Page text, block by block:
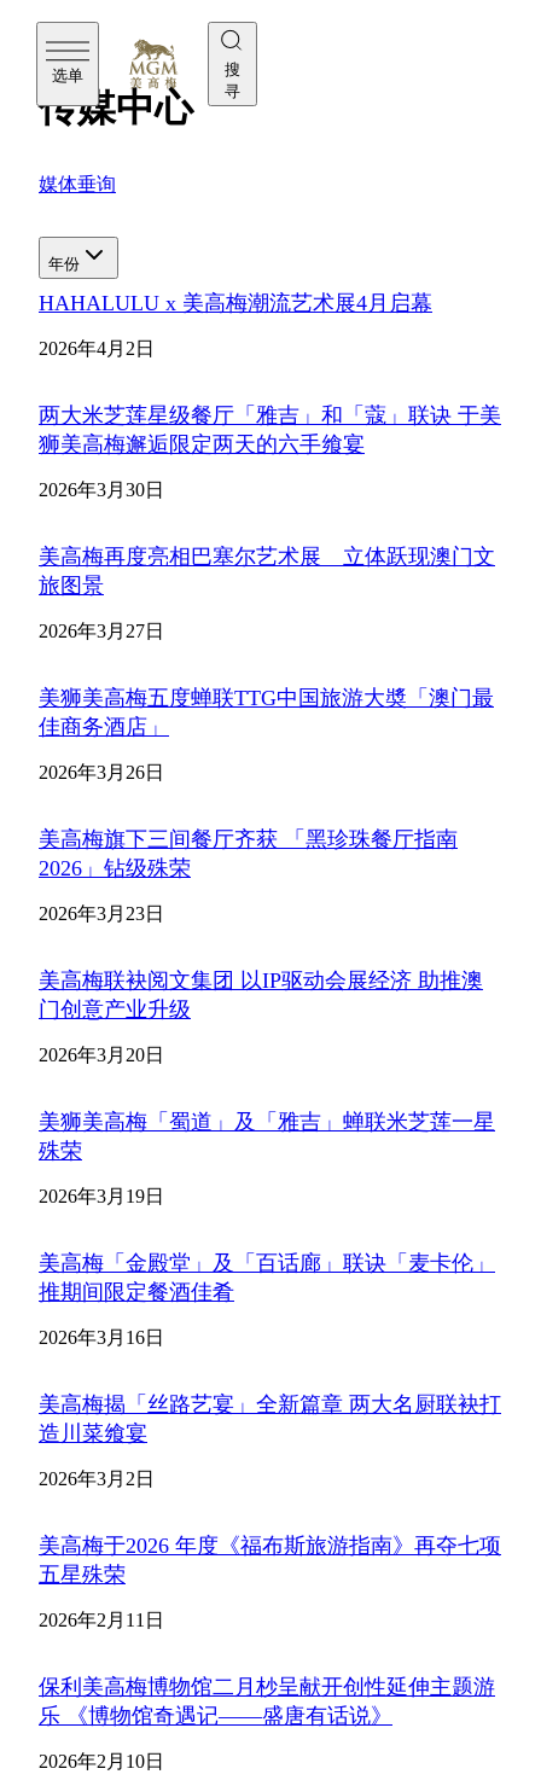
选单
搜
寻
美高梅
传媒中心
媒体垂询
年份
HAHALULU x 美高梅潮流艺术展4月启幕
2026年4月2日
两大米芝莲星级餐厅「雅吉」和「蔻」联诀 于美
狮美高梅邂逅限定两天的六手飨宴
2026年3月30日
美高梅再度亮相巴塞尔艺术展 立体跃现澳门文
旅图景
2026年3月27日
美狮美高梅五度蝉联TTG中国旅游大奬「澳门最
佳商务酒店」
2026年3月26日
美高梅旗下三间餐厅齐获 「黑珍珠餐厅指南
2026」钻级殊荣
2026年3月23日
美高梅联袂阅文集团 以IP驱动会展经济 助推澳
门创意产业升级
2026年3月20日
美狮美高梅「蜀道」及「雅吉」蝉联米芝莲一星
殊荣
2026年3月19日
美高梅「金殿堂」及「百话廊」联诀「麦卡伦」
推期间限定餐酒佳肴
2026年3月16日
美高梅揭「丝路艺宴」全新篇章 两大名厨联袂打
造川菜飨宴
2026年3月2日
美高梅于2026 年度《福布斯旅游指南》再夺七项
五星殊荣
2026年2月11日
保利美高梅博物馆二月杪呈献开创性延伸主题游
乐 《博物馆奇遇记——盛唐有话说》
2026年2月10日